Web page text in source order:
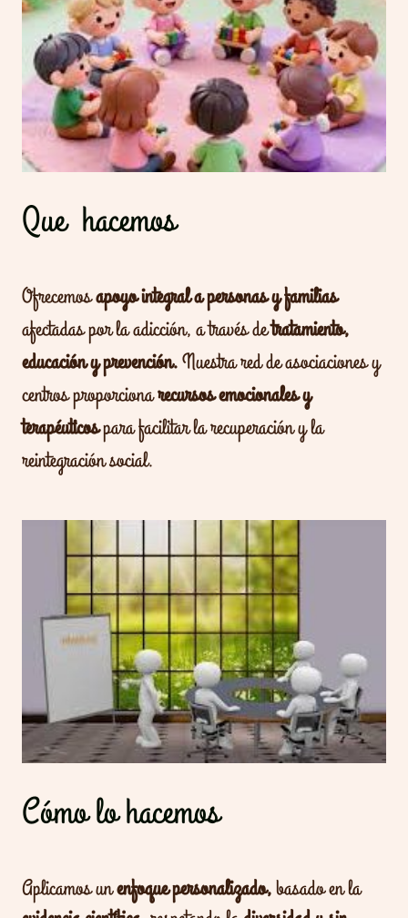
Que hacemos
Ofrecemosapoyo integral a personas y familias
afectadas por la adicción, a través detratamiento,
educación y prevención.Nuestra red de asociaciones y
centros proporcionarecursos emocionales y
terapéuticospara facilitar la recuperación y la
reintegración social.
Cómo lo hacemos
Aplicamos unenfoque personalizado,basado en la